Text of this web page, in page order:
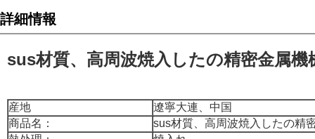
詳細情報
sus材質、高周波焼入したの精密金属機
産地
遼寧大連、中国
商品名：
sus材質、高周波焼入したの精